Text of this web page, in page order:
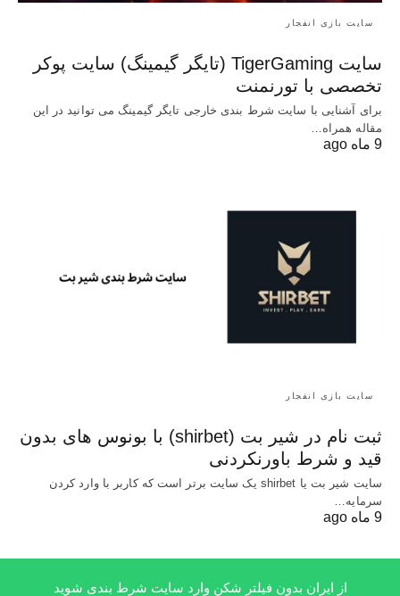
سایت بازی انفجار
سایت TigerGaming (تایگر گیمینگ) سایت پوکر
تخصصی با تورنمنت
برای آشنایی با سایت شرط بندی خارجی تایگر گیمینگ می توانید در این
مقاله همراه…
9 ماه ago
سایت بازی انفجار
ثبت نام در شیر بت (shirbet) با بونوس های بدون
قید و شرط باورنکردنی
سایت شیر بت یا shirbet یک سایت برتر است که کاربر با وارد کردن
سرمایه…
9 ماه ago
از ایران بدون فیلتر شکن وارد سایت شرط بندی شوید